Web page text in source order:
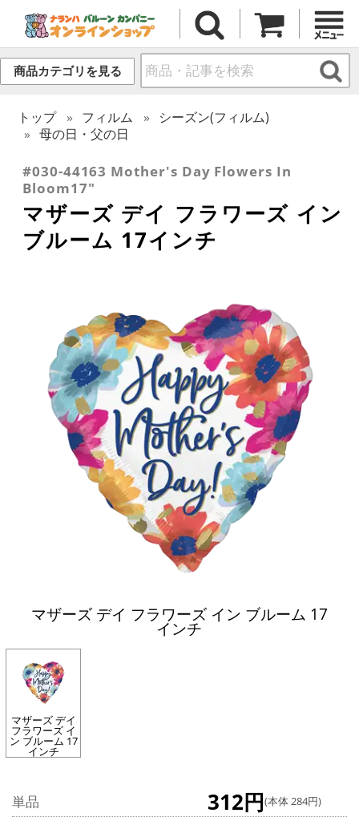
商品カテゴリを見る
トップ フィルム
シーズン(フィルム)
母の日・父の日
#030-44163 Mother's Day Flowers In
Bloom17"
マザーズ デイ フラワーズ イン
ブルーム 17インチ
マザーズ デイ フラワーズ イン ブルーム 17
インチ
マザーズ デイ
フラワーズ イ
ン ブルーム 17
インチ
単品 312円(本体 284円)